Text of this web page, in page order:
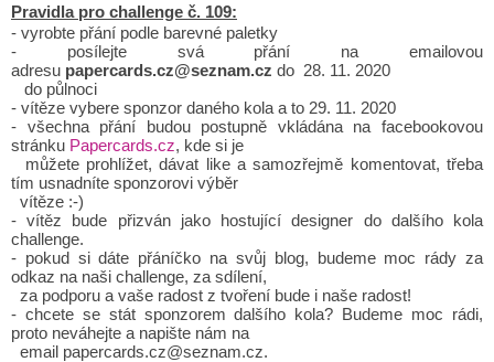
Pravidla pro challenge č. 109:
- vyrobte přání podle barevné paletky
- posílejte svá přání na emailovou
adresu papercards.cz@seznam.cz do 28. 11. 2020
do půlnoci
- vítěze vybere sponzor daného kola a to 29. 11. 2020
- všechna přání budou postupně vkládána na facebookovou
stránku Papercards.cz, kde si je
můžete prohlížet, dávat like a samozřejmě komentovat, třeba
tím usnadníte sponzorovi výběr
vítěze :-)
- vítěz bude přizván jako hostující designer do dalšího kola
challenge.
- pokud si dáte přáníčko na svůj blog, budeme moc rády za
odkaz na naši challenge, za sdílení,
za podporu a vaše radost z tvoření bude i naše radost!
- chcete se stát sponzorem dalšího kola? Budeme moc rádi,
proto neváhejte a napište nám na
email papercards.cz@seznam.cz.